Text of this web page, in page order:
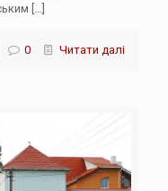
[…]
0 Читати далі